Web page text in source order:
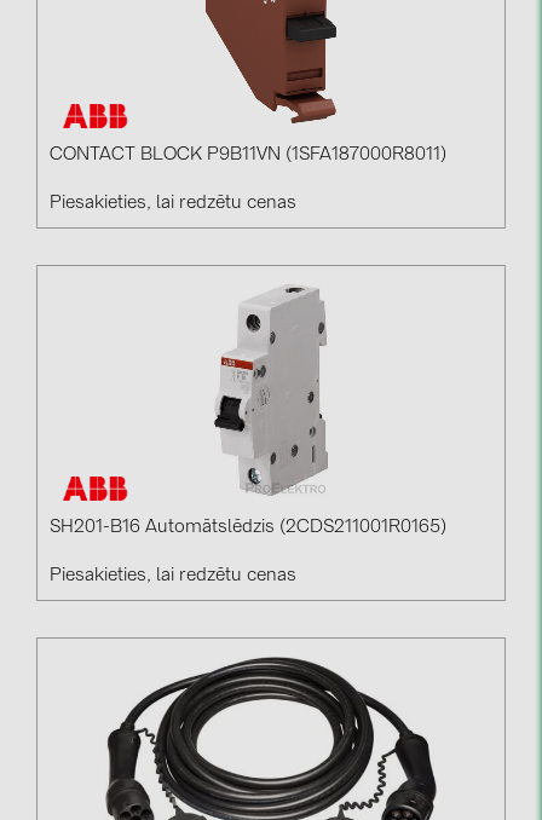
CONTACT BLOCK P9B11VN (1SFA187000R8011)
Piesakieties, lai redzētu cenas
SH201-B16 Automātslēdzis (2CDS211001R0165)
Piesakieties, lai redzētu cenas